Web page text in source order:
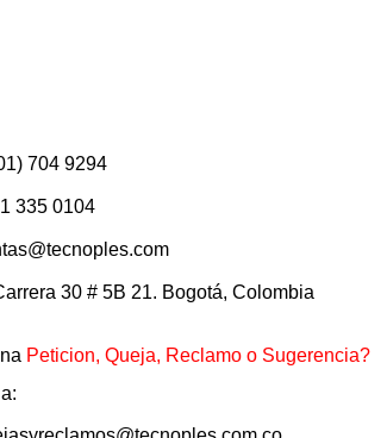
704 9294
335 0104
30 # 5B 21. Bogotá, Colombia
Peticion, Queja, Reclamo o Sugerencia?